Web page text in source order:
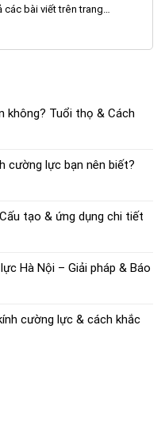
các bài viết trên trang
không? Tuổi thọ & Cách
cường lực bạn nên biết?
tạo & ứng dụng chi tiết
Hà Nội – Giải pháp & Báo
cường lực & cách khắc